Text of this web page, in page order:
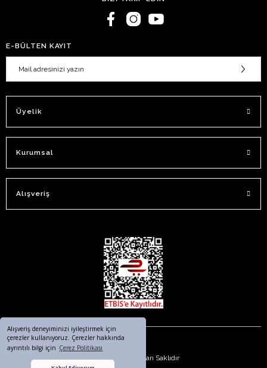
Alışveriş deneyiminizi iyileştirmek için
çerezler kullanıyoruz. Çerezler hakkında
ayrıntılı bilgi için Çerez Politikası
E-BÜLTEN KAYIT
Üyelik
Kurumsal
Alışveriş
© 2023. Tüm Hakları Saklıdır